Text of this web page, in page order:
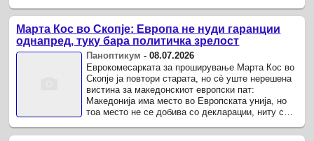
делот што ги опфаќа ...
Марта Кос во Скопје: Европа не нуди гаранции
однапред, туку бара политичка зрелост
Паноптикум -08.07.2026
Еврокомесарката за проширување Марта Кос во
Скопје ја повтори старата, но сè уште нерешена
вистина за македонскиот европски пат:
Македонија има место во Европската унија, но
тоа место не се добива со декларации, ниту со
одлуки, ...